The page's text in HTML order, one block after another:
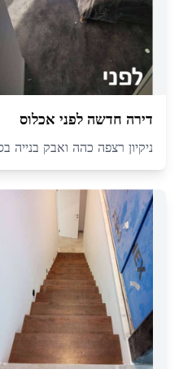
דירה חדשה לפני אכלוס
ניקיון רצפה כהה ואבק בנייה